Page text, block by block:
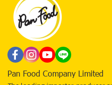
Pan Food Company Limited